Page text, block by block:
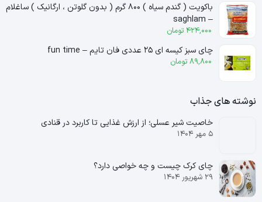
باکویت ( گندم سیاه ) ۸۰۰ گرم ( بدون گلوتن ، ارگانیک ) ساغلام
– saghlam
424,000 تومان
چای سبز کیسه ای ۲۵ عددی فان تایم – fun time
89,800 تومان
نوشته های جذاب
خاصیت شیر عسلی؛ از ارزش غذایی تا کاربرد در قنادی
۵ مهر ۱۴۰۴
چای کرک چیست و چه خواصی دارد؟
۲۹ شهریور ۱۴۰۴